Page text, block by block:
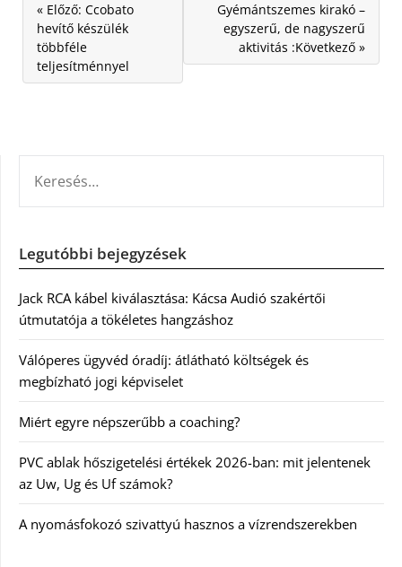
« Előző: Ccobato
hevítő készülék
többféle
teljesítménnyel
Gyémántszemes kirakó –
egyszerű, de nagyszerű
aktivitás :Következő »
Legutóbbi bejegyzések
Jack RCA kábel kiválasztása: Kácsa Audió szakértői
útmutatója a tökéletes hangzáshoz
Válóperes ügyvéd óradíj: átlátható költségek és
megbízható jogi képviselet
Miért egyre népszerűbb a coaching?
PVC ablak hőszigetelési értékek 2026-ban: mit jelentenek
az Uw, Ug és Uf számok?
A nyomásfokozó szivattyú hasznos a vízrendszerekben